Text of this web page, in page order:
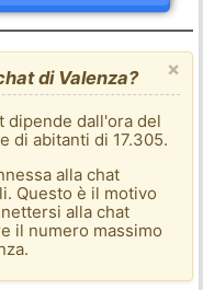
×
di Valenza?
dipende dall'ora del
di abitanti di 17.305.
alla chat
Questo è il motivo
alla chat
il numero massimo